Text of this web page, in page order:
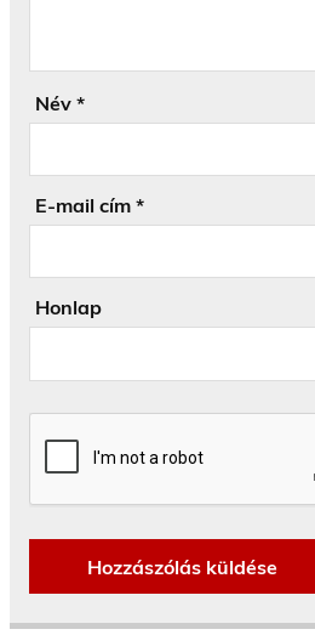
Név *
E-mail cím *
Honlap